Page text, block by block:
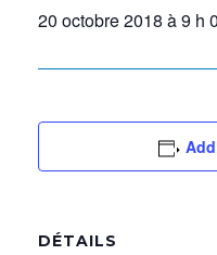
20 octobre 2018 à 9 h
DÉTAILS